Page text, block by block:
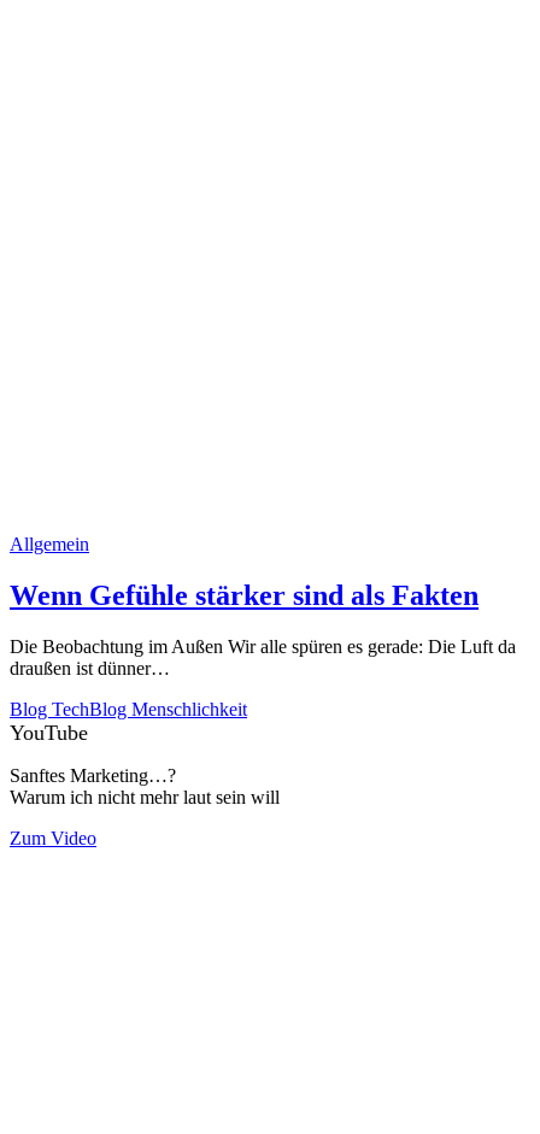
Allgemein
Wenn Gefühle stärker sind als Fakten
Die Beobachtung im Außen Wir alle spüren es gerade: Die Luft da
draußen ist dünner…
Blog TechBlog Menschlichkeit
YouTube
Sanftes Marketing…?
Warum ich nicht mehr laut sein will
Zum Video